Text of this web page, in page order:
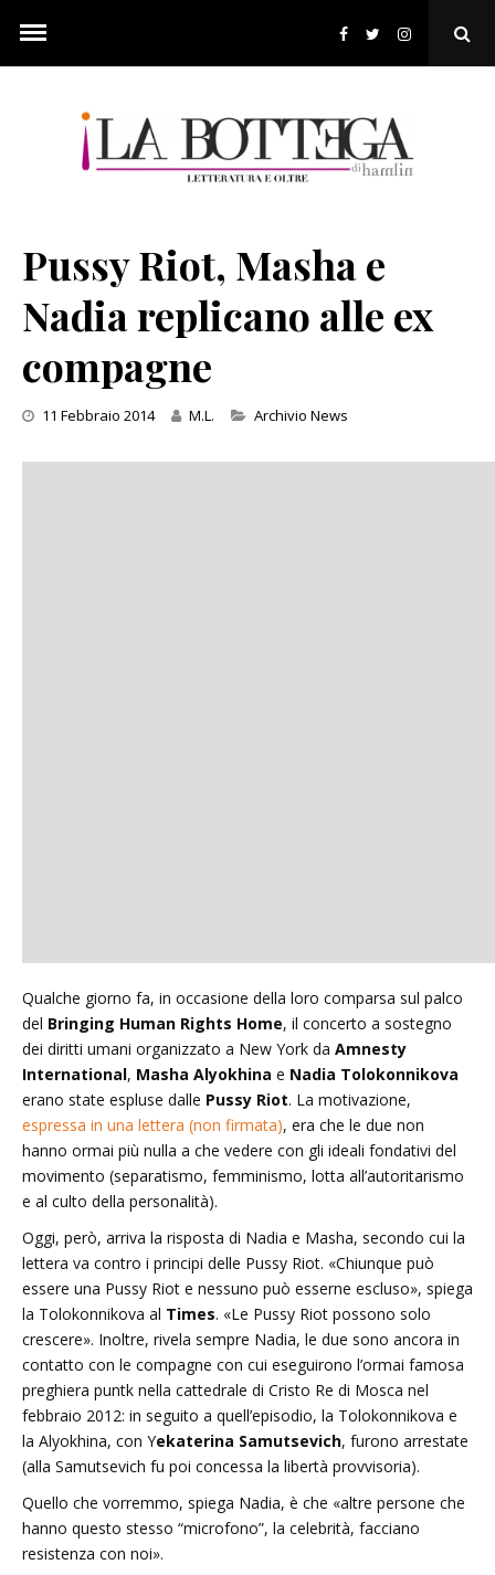
content
Pussy Riot, Masha e
Nadia replicano alle ex
compagne
11 Febbraio 2014 M.L. Categories
Archivio News
Qualche giorno fa, in occasione della loro comparsa sul palco
del Bringing Human Rights Home, il concerto a sostegno
dei diritti umani organizzato a New York da Amnesty
International, Masha Alyokhina e Nadia Tolokonnikova
erano state espluse dalle Pussy Riot. La motivazione,
espressa in una lettera (non firmata), era che le due non
hanno ormai più nulla a che vedere con gli ideali fondativi del
movimento (separatismo, femminismo, lotta all’autoritarismo
e al culto della personalità).
Oggi, però, arriva la risposta di Nadia e Masha, secondo cui la
lettera va contro i principi delle Pussy Riot. «Chiunque può
essere una Pussy Riot e nessuno può esserne escluso», spiega
la Tolokonnikova al Times. «Le Pussy Riot possono solo
crescere». Inoltre, rivela sempre Nadia, le due sono ancora in
contatto con le compagne con cui eseguirono l’ormai famosa
preghiera puntk nella cattedrale di Cristo Re di Mosca nel
febbraio 2012: in seguito a quell’episodio, la Tolokonnikova e
la Alyokhina, con Yekaterina Samutsevich, furono arrestate
(alla Samutsevich fu poi concessa la libertà provvisoria).
Quello che vorremmo, spiega Nadia, è che «altre persone che
hanno questo stesso “microfono”, la celebrità, facciano
resistenza con noi».